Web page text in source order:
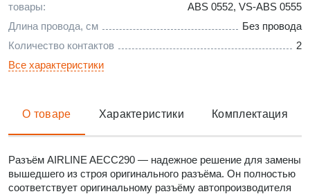
товары:
ABS 0552, VS-ABS 0555
Длина провода, см
Без провода
Количество контактов
2
Все характеристики
О товаре Характеристики Комплектация
Разъём AIRLINE AECC290 — надежное решение для замены
вышедшего из строя оригинального разъёма. Он полностью
соответствует оригинальному разъёму автопроизводителя